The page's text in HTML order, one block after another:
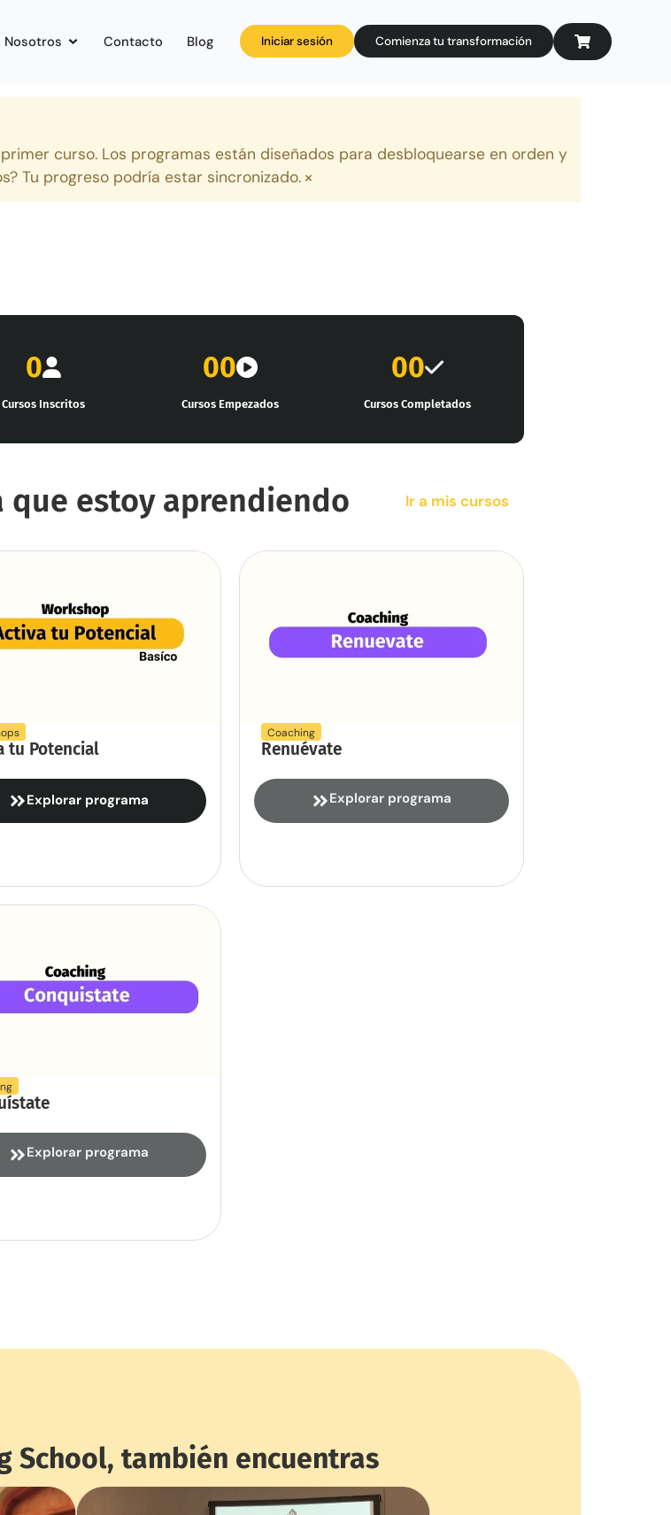
Nosotros Contacto Blog Iniciar sesión Comienza tu transformación
curso. Los programas están diseñados para desbloquearse en orden y
Tu progreso podría estar sincronizado. ×
0
Cursos Inscritos
00
Cursos Empezados
00
Cursos Completados
que estoy aprendiendo​ Ir a mis cursos
tu Potencial
Explorar programa
Coaching
Renuévate
Explorar programa
Explorar programa
School, también encuentras